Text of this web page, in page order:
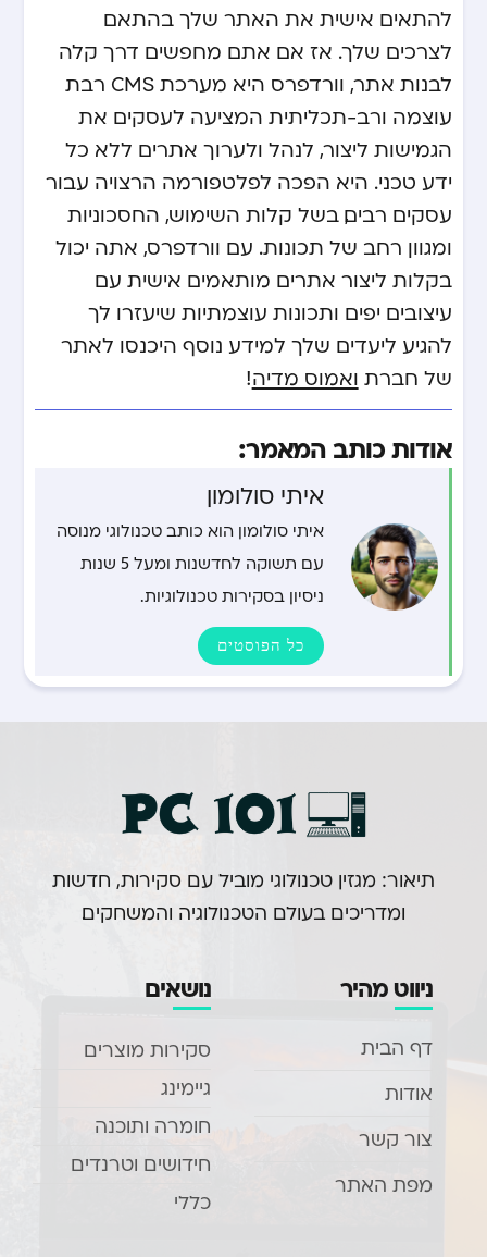
להתאים אישית את האתר שלך בהתאם
לצרכים שלך. אז אם אתם מחפשים דרך קלה
לבנות אתר, וורדפרס היא מערכת CMS רבת
עוצמה ורב-תכליתית המציעה לעסקים את
הגמישות ליצור, לנהל ולערוך אתרים ללא כל
ידע טכני. היא הפכה לפלטפורמה הרצויה עבור
עסקים רבים, בשל קלות השימוש, החסכוניות
ומגוון רחב של תכונות. עם וורדפרס, אתה יכול
בקלות ליצור אתרים מותאמים אישית עם
עיצובים יפים ותכונות עוצמתיות שיעזרו לך
להגיע ליעדים שלך למידע נוסף היכנסו לאתר
של חברת ואמוס מדיה!
אודות כותב המאמר:
איתי סולומון
איתי סולומון הוא כותב טכנולוגי מנוסה
עם תשוקה לחדשנות ומעל 5 שנות
ניסיון בסקירות טכנולוגיות.
כל הפוסטים
תיאור: מגזין טכנולוגי מוביל עם סקירות, חדשות
ומדריכים בעולם הטכנולוגיה והמשחקים.
ניווט מהיר
דף הבית
אודות
צור קשר
מפת האתר
נושאים
סקירות מוצרים
גיימינג
חומרה ותוכנה
חידושים וטרנדים
כללי